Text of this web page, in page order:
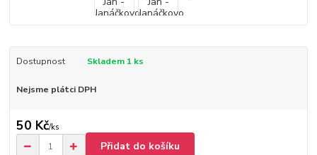
Dostupnost Skladem 1 ks
Nejsme plátci DPH
50 Kč/ks
Přidat do košíku